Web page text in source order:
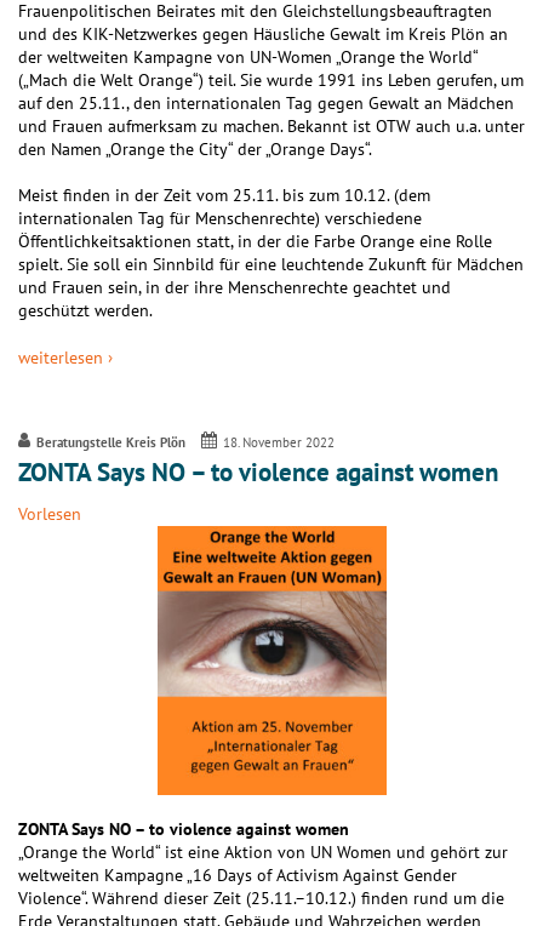
Frauenpolitischen Beirates mit den Gleichstellungsbeauftragten
und des KIK-Netzwerkes gegen Häusliche Gewalt im Kreis Plön an
der weltweiten Kampagne von UN-Women „Orange the World“
(„Mach die Welt Orange“) teil. Sie wurde 1991 ins Leben gerufen, um
auf den 25.11., den internationalen Tag gegen Gewalt an Mädchen
und Frauen aufmerksam zu machen. Bekannt ist OTW auch u.a. unter
den Namen „Orange the City“ der „Orange Days“.
Meist finden in der Zeit vom 25.11. bis zum 10.12. (dem
internationalen Tag für Menschenrechte) verschiedene
Öffentlichkeitsaktionen statt, in der die Farbe Orange eine Rolle
spielt. Sie soll ein Sinnbild für eine leuchtende Zukunft für Mädchen
und Frauen sein, in der ihre Menschenrechte geachtet und
geschützt werden.
weiterlesen ›
Beratungstelle Kreis Plön 18. November 2022
ZONTA Says NO – to violence against women
Vorlesen
ZONTA Says NO – to violence against women
„Orange the World“ ist eine Aktion von UN Women und gehört zur
weltweiten Kampagne „16 Days of Activism Against Gender
Violence“. Während dieser Zeit (25.11.–10.12.) finden rund um die
Erde Veranstaltungen statt. Gebäude und Wahrzeichen werden